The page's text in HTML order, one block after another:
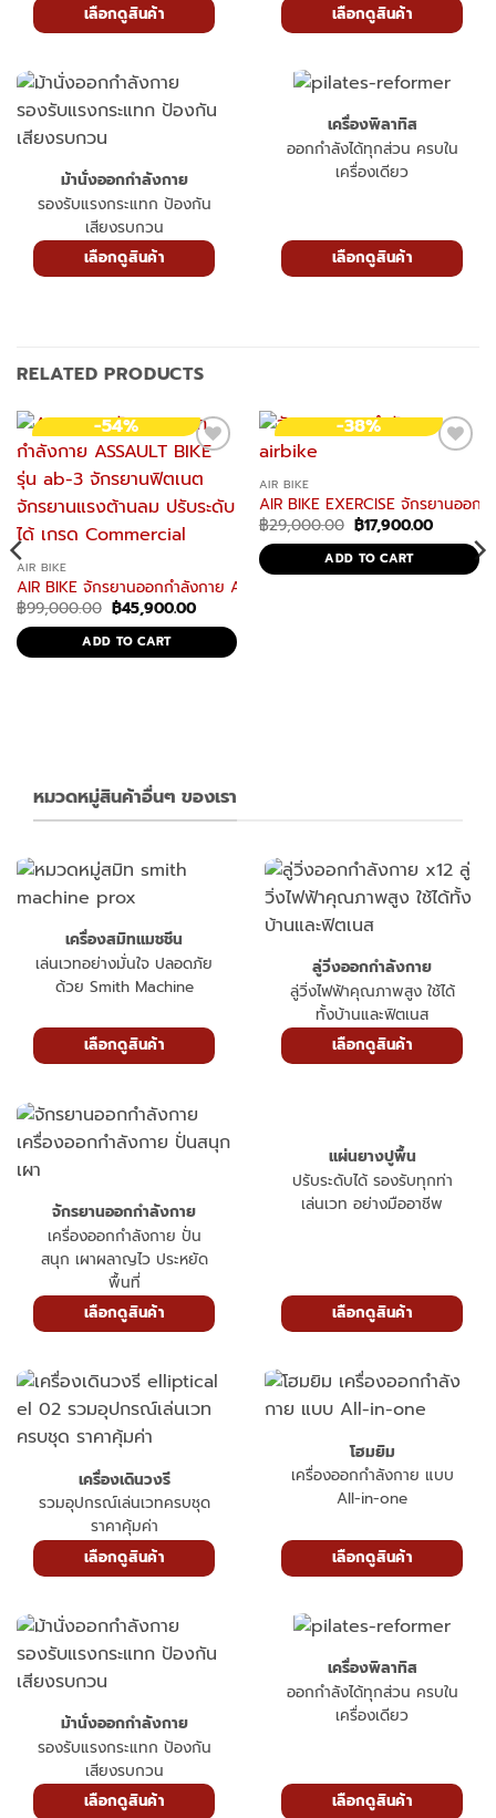
เลือกดูสินค้า เลือกดูสินค้า
ม้านั่งออกกำลังกาย
รองรับแรงกระแทก ป้องกัน
เสียงรบกวน
เลือกดูสินค้า
เครื่องพิลาทิส
ออกกำลังได้ทุกส่วน ครบใน
เครื่องเดียว
เลือกดูสินค้า
RELATED PRODUCTS
-54%
AIR BIKE
AIR BIKE จักรยานออกกำลังกาย ASSAULT BIKE รุ่น ab-3 จักรยานฟิตเ
฿99,000.00 Original
price
was:
฿99,000.00.
฿45,900.00Current
price
฿45,900.00.
ADD TO CART
-38%
AIR BIKE
AIR BIKE EXERCISE จักรยานออ
฿29,000.00 Original
price
was:
฿29,000.00.
฿17,900.00Current
price
฿
ADD TO CART
หมวดหมู่สินค้าอื่นๆ ของเรา
เครื่องสมิทแมชชีน
เล่นเวทอย่างมั่นใจ ปลอดภัย
ด้วย Smith Machine
เลือกดูสินค้า
ลู่วิ่งออกกำลังกาย
ลู่วิ่งไฟฟ้าคุณภาพสูง ใช้ได้
ทั้งบ้านและฟิตเนส
เลือกดูสินค้า
จักรยานออกกำลังกาย
เครื่องออกกำลังกาย ปั่น
สนุก เผาผลาญไว ประหยัด
พื้นที่
เลือกดูสินค้า
แผ่นยางปูพื้น
ปรับระดับได้ รองรับทุกท่า
เล่นเวท อย่างมืออาชีพ
เลือกดูสินค้า
เครื่องเดินวงรี
รวมอุปกรณ์เล่นเวทครบชุด
ราคาคุ้มค่า
เลือกดูสินค้า
โฮมยิม
เครื่องออกกำลังกาย แบบ
All-in-one
เลือกดูสินค้า
ม้านั่งออกกำลังกาย
รองรับแรงกระแทก ป้องกัน
เสียงรบกวน
เลือกดูสินค้า
เครื่องพิลาทิส
ออกกำลังได้ทุกส่วน ครบใน
เครื่องเดียว
เลือกดูสินค้า